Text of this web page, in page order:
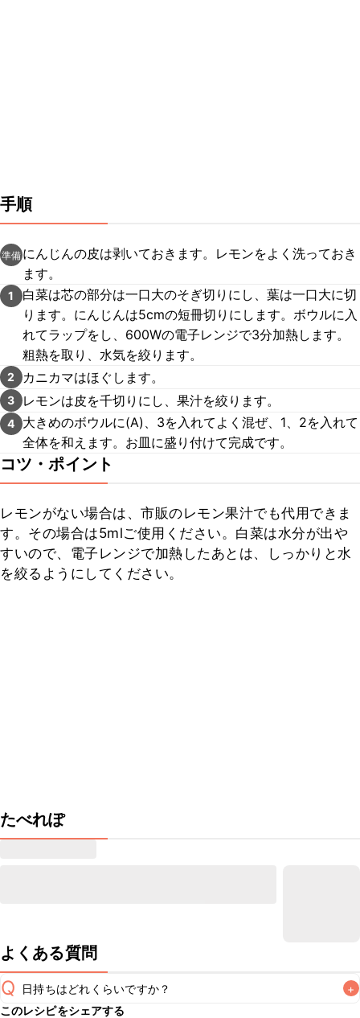
手順
準備 にんじんの皮は剥いておきます。レモンをよく洗っておき
ます。
1
白菜は芯の部分は一口大のそぎ切りにし、葉は一口大に切
ります。にんじんは5cmの短冊切りにします。ボウルに入
れてラップをし、600Wの電子レンジで3分加熱します。
粗熱を取り、水気を絞ります。
2 カニカマはほぐします。
3 レモンは皮を千切りにし、果汁を絞ります。
4
大きめのボウルに(A)、3を入れてよく混ぜ、1、2を入れて
全体を和えます。お皿に盛り付けて完成です。
コツ・ポイント
レモンがない場合は、市販のレモン果汁でも代用できま
す。その場合は5mlご使用ください。白菜は水分が出や
すいので、電子レンジで加熱したあとは、しっかりと水
を絞るようにしてください。
たべれぽ
よくある質問
Q 日持ちはどれくらいですか？
+
このレシピをシェアする